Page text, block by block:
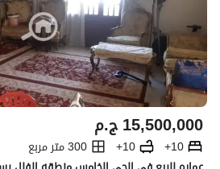
ج.م15,500,000
10+
10+
300 متر مربع